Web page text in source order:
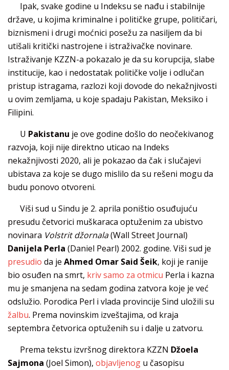
Ipak, svake godine u Indeksu se nađu i stabilnije
države, u kojima kriminalne i političke grupe, političari,
biznismeni i drugi moćnici posežu za nasiljem da bi
utišali kritički nastrojene i istraživačke novinare.
Istraživanje KZZN-a pokazalo je da su korupcija, slabe
institucije, kao i nedostatak političke volje i odlučan
pristup istragama, razlozi koji dovode do nekažnjivosti
u ovim zemljama, u koje spadaju Pakistan, Meksiko i
Filipini.
U Pakistanu je ove godine došlo do neočekivanog
razvoja, koji nije direktno uticao na Indeks
nekažnjivosti 2020, ali je pokazao da čak i slučajevi
ubistava za koje se dugo mislilo da su rešeni mogu da
budu ponovo otvoreni.
Viši sud u Sindu je 2. aprila poništio osuđujuću
presudu četvorici muškaraca optuženim za ubistvo
novinara Volstrit džornala(Wall Street Journal)
Danijela Perla (Daniel Pearl) 2002. godine. Viši sud je
presudio da je Ahmed Omar Said Šeik, koji je ranije
bio osuđen na smrt, kriv samo za otmicu Perla i kazna
mu je smanjena na sedam godina zatvora koje je već
odslužio. Porodica Perl i vlada provincije Sind uložili su
žalbu. Prema novinskim izveštajima, od kraja
septembra četvorica optuženih su i dalje u zatvoru.
Prema tekstu izvršnog direktora KZZN Džoela
Sajmona (Joel Simon), objavljenog u časopisu